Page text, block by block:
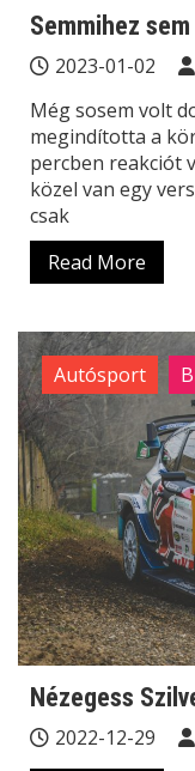
Semmihez
2023-01-02
Még sosem volt
megindította a
percben reakciót
közel van egy
csak
Read More
Autósport
Nézegess
2022-12-29